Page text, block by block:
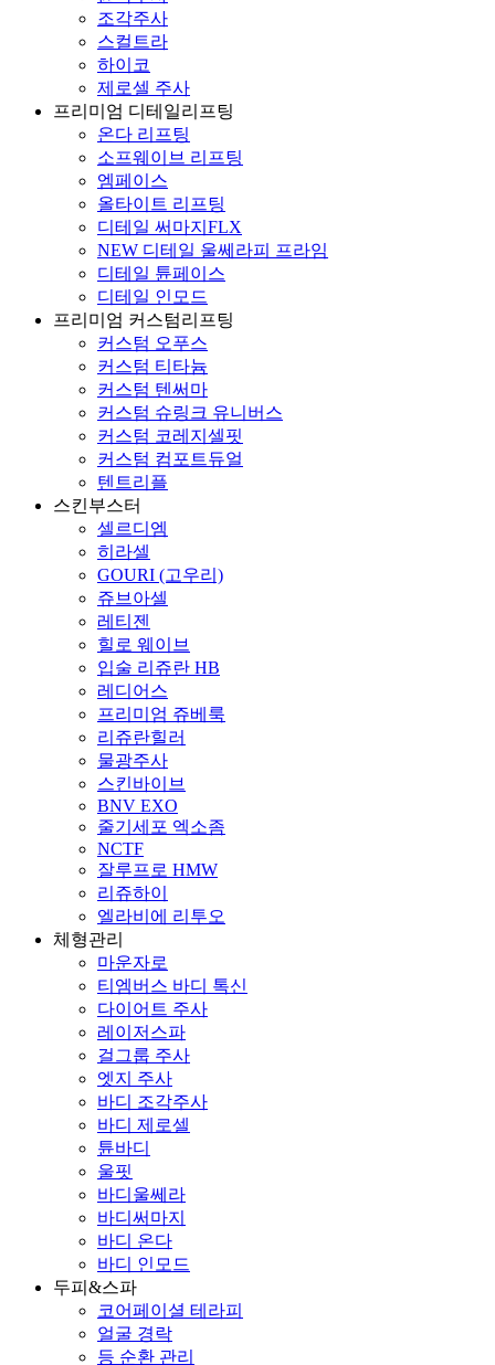
조각주사
스컬트라
하이코
제로셀 주사
프리미엄 디테일리프팅
온다 리프팅
소프웨이브 리프팅
엠페이스
올타이트 리프팅
디테일 써마지FLX
NEW 디테일 울쎄라피 프라임
디테일 튠페이스
디테일 인모드
프리미엄 커스텀리프팅
커스텀 오푸스
커스텀 티타늄
커스텀 텐써마
커스텀 슈링크 유니버스
커스텀 코레지셀핏
커스텀 컴포트듀얼
텐트리플
스킨부스터
셀르디엠
히라셀
GOURI (고우리)
쥬브아셀
레티젠
힐로 웨이브
입술 리쥬란 HB
레디어스
프리미엄 쥬베룩
리쥬란힐러
물광주사
스킨바이브
BNV EXO
줄기세포 엑소좀
NCTF
잘루프로 HMW
리쥬하이
엘라비에 리투오
체형관리
마운자로
티엠버스 바디 톡신
다이어트 주사
레이저스파
걸그룹 주사
엣지 주사
바디 조각주사
바디 제로셀
튠바디
울핏
바디울쎄라
바디써마지
바디 온다
바디 인모드
두피&스파
코어페이셜 테라피
얼굴 경락
등 순환 관리